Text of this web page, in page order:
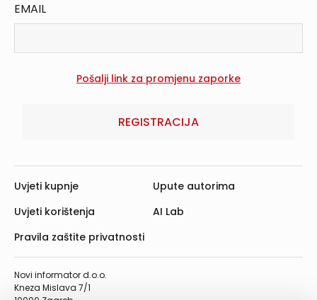
EMAIL
REGISTRACIJA
Novi informator d.o.o.
Kneza Mislava 7/1
Uvjeti kupnje
Uvjeti korištenja
Pravila zaštite privatnosti
Upute autorima
AI Lab